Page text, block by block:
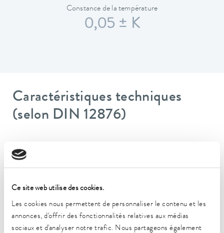
Ce site web utilise des cookies.
Les cookies nous permettent de personnaliser le contenu et les
annonces, d'offrir des fonctionnalités relatives aux médias
sociaux et d'analyser notre trafic. Nous partageons également
Constance de la température
0,05 ± K
Caractéristiques techniques
(selon DIN 12876)
35 ... 100 °C
refroidissement à l'eau
20 ... 100 °C
Plage de température de fonctionnement